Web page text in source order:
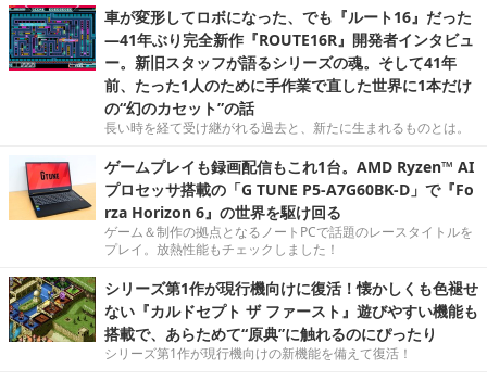
車が変形してロボになった、でも『ルート16』だった
―41年ぶり完全新作『ROUTE16R』開発者インタビュ
ー。新旧スタッフが語るシリーズの魂。そして41年
前、たった1人のために手作業で直した世界に1本だけ
の“幻のカセット”の話
長い時を経て受け継がれる過去と、新たに生まれるものとは。
ゲームプレイも録画配信もこれ1台。AMD Ryzen™ AI
プロセッサ搭載の「G TUNE P5-A7G60BK-D」で『Fo
rza Horizon 6』の世界を駆け回る
ゲーム＆制作の拠点となるノートPCで話題のレースタイトルを
プレイ。放熱性能もチェックしました！
シリーズ第1作が現行機向けに復活！懐かしくも色褪せ
ない『カルドセプト ザ ファースト』遊びやすい機能も
搭載で、あらためて“原典”に触れるのにぴったり
シリーズ第1作が現行機向けの新機能を備えて復活！